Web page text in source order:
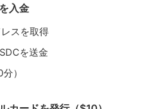
入金
スを取得
を送金
）